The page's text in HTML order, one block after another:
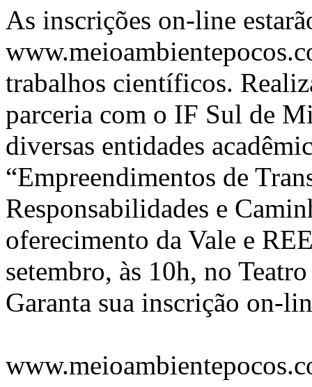
As inscrições on-line
trabalhos científicos.
parceria com o IF Sul de
diversas entidades
“Empreendimentos de
Responsabilidades e
oferecimento da Vale e
setembro, às 10h, no
Garanta sua inscrição on-